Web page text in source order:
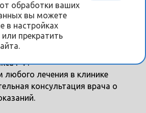
обработки ваших
вы можете
в настройках
прекратить
интернет-сайте носит
характер и ни при
публичной офертой,
Статьи 437
РФ.
любого лечения в клинике
консультация врача о